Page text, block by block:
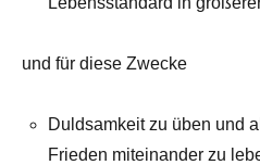
und für diese Zwecke
Duldsamkeit zu üben und
Frieden miteinander zu